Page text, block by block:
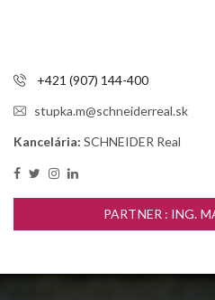
+421 (907) 144-400
stupka.m@schneiderreal.sk
Kancelária: SCHNEIDER Real
PARTNER : ING.